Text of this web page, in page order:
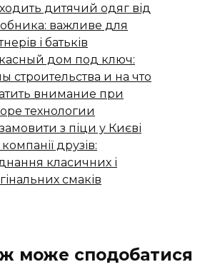
дитячий одяг від
важливе для
і батьків
дом под ключ:
строительства и на что
внимание при
технологии
з піци у Києві
друзів:
класичних і
смаків
може сподобатися